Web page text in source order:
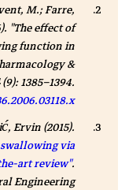
M.; Farre,
"The effect of
function in
&
(9): 1385–1394.
Ervin(2015).
via
art review".
Engineering